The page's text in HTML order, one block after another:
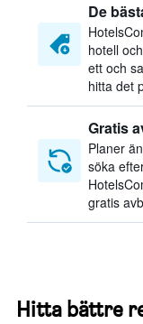
De
hotell
ett och
hitta det
Gratis
Planer
söka
gratis
Hitta bättre